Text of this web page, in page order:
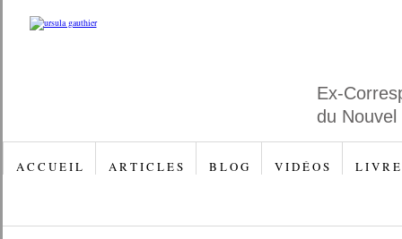
Ex-
du
A C C U E I L A R T I C L E S B L O G V I D É O S L I V R E